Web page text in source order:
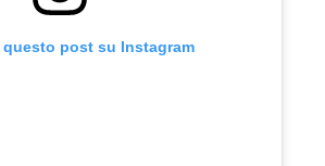
questo post su Instagram